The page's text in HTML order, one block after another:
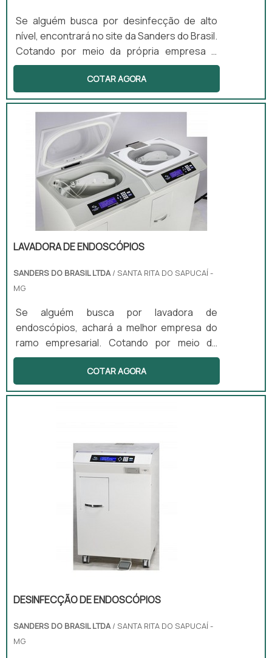
Se alguém busca por desinfecção de alto
nível, encontrará no site da Sanders do Brasil.
Cotando por meio da própria empresa e
descobrindo a melhor referência em
qualidade.Quando o interesse é por
desinfecção de alto nível, na Sanders do
Brasil irá encontrar excelente custo-
benefício com produtos desenvolvidos para
servir mais e melhor.ALGUNS DETALHES
SOBRE DESINFECÇÃO DE ALTO NÍVELHá
muitas maneiras eficientes de demonstrar
competência ...
COTAR AGORA
LAVADORA DE ENDOSCÓPIOS
SANDERS DO BRASIL LTDA/ SANTA RITA DO SAPUCAÍ -
MG
Se alguém busca por lavadora de
endoscópios, achará a melhor empresa do
ramo empresarial. Cotando por meio da
própria empresa e descobrindo a melhor
referência em qualidade.DIFERENCIAIS
IMPORTANTES DE LAVADORA DE
atua com lavadoras ultrassônicas e
circuladores de saneantes, garantindo a
satisfação da venda à entrega fin...
COTAR AGORA
DESINFECÇÃO DE ENDOSCÓPIOS
SANDERS DO BRASIL LTDA/ SANTA RITA DO SAPUCAÍ -
MG